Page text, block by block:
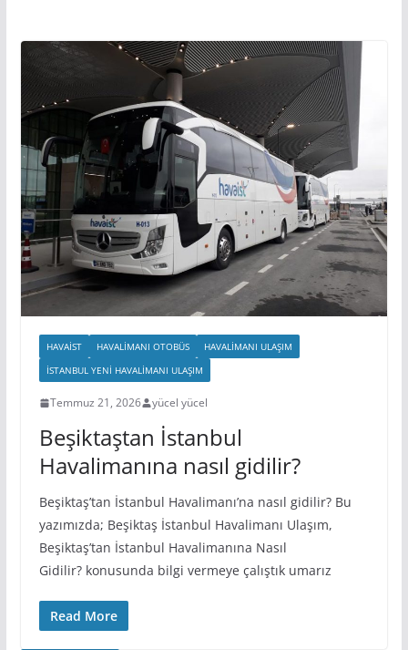
HAVAIST HAVALIMANI OTOBÜS
HAVALIMANI ULAŞIM
İSTANBUL YENI HAVALIMANI ULAŞIM
Temmuz 21, 2026 yücel yücel
Beşiktaştan İstanbul
Havalimanına nasıl gidilir?
Beşiktaş’tan İstanbul Havalimanı’na nasıl gidilir? Bu
yazımızda; Beşiktaş İstanbul Havalimanı Ulaşım,
Beşiktaş’tan İstanbul Havalimanına Nasıl
Gidilir? konusunda bilgi vermeye çalıştık umarız
Read More